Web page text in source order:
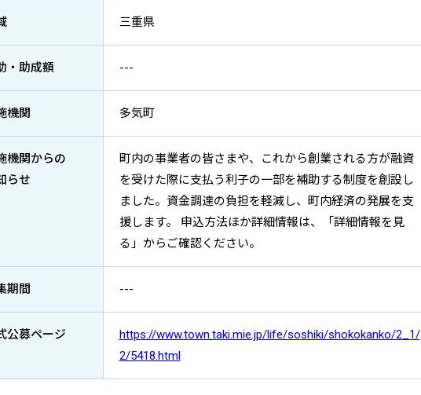
三重県
・助成額 ---
機関 多気町
機関からの
らせ
町内の事業者の皆さまや、これから創業される方が融資
を受けた際に支払う利子の一部を補助する制度を創設し
ました。資金調達の負担を軽減し、町内経済の発展を支
援します。 申込方法ほか詳細情報は、「詳細情報を見
る」からご確認ください。
期間 ---
公募ページ
https://www.town.taki.mie.jp/life/soshiki/shokokanko/2_1/
2/5418.html